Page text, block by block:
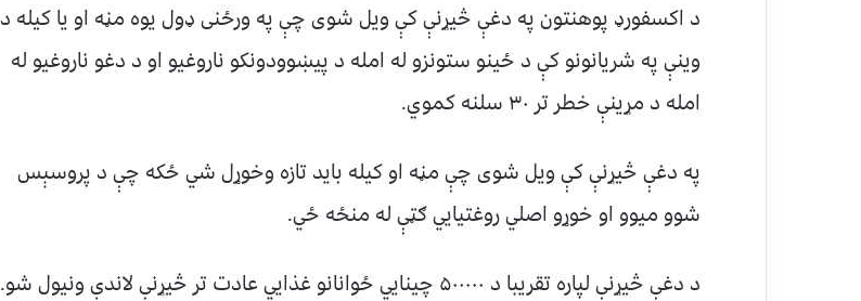
د اکسفورډ پوهنتون په دغې څیړنې کې ویل شوی چې په ورځنی ډول یوه مڼه او یا کیله د
وینې په شریانونو کې د ځینو ستونزو له امله د پیښوودونکو ناروغیو او د دغو ناروغیو له
امله د مړینې خطر تر ۳۰ سلنه کموي.
په دغې څیړنې کې ویل شوی چې مڼه او کیله باید تازه وخوړل شي ځکه چې د پروسېس
شوو میوو او خوړو اصلي روغتیايي ګټې له منځه ځي.
د دغې څیړنې لپاره تقریبا د ۵۰۰۰۰۰ چینايي ځوانانو غذايي عادت تر څیړنې لاندې ونیول شو.